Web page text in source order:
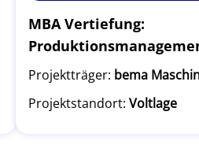
MBA Vertiefung:
Projektträger: bema
Projektstandort: Voltlage